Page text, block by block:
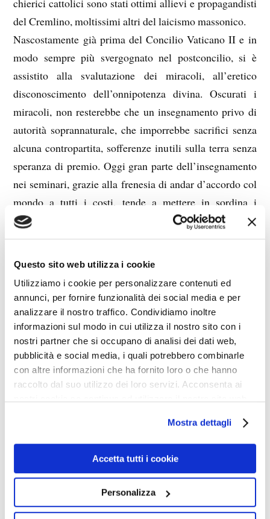
Questo sito web utilizza i cookie
Utilizziamo i cookie per personalizzare contenuti ed
annunci, per fornire funzionalità dei social media e per
analizzare il nostro traffico. Condividiamo inoltre
informazioni sul modo in cui utilizza il nostro sito con i
nostri partner che si occupano di analisi dei dati web,
pubblicità e social media, i quali potrebbero combinarle
con altre informazioni che ha fornito loro o che hanno
raccolto dal suo utilizzo dei loro servizi. Acconsenta ai
Mostra dettagli
Accetta tutti i cookie
Personalizza
chierici cattolici sono stati ottimi allievi e propagandisti
del Cremlino, moltissimi altri del laicismo massonico.
Nascostamente già prima del Concilio Vaticano II e in
modo sempre più svergognato nel postconcilio, si è
assistito alla svalutazione dei miracoli, all’eretico
disconoscimento dell’onnipotenza divina. Oscurati i
miracoli, non resterebbe che un insegnamento privo di
autorità soprannaturale, che imporrebbe sacrifici senza
alcuna contropartita, sofferenze inutili sulla terra senza
speranza di premio. Oggi gran parte dell’insegnamento
nei seminari, grazie alla frenesia di andar d’accordo col
mondo a tutti i costi, tende a mettere in sordina i
miracoli, attaccandosi agli specchi pur di escogitare una
qualche “spiegazione” naturale.
“spiegava” il miracolo della moltiplicazione dei pani e
dei pesci con la “condivisione”, perché, argomentava il
predicatore, “è assurdo immaginare la gerla che
comincia a traboccare di pane e di pesci, sarebbe
contrario alla legge di conservazione della massa”.
Invece il gesto benedicente di Gesù avrebbe spinto le
persone presenti a “condividere” le provviste che si
erano portate dietro.
La legge di conservazione della massa è dunque più
suggerire, all’esimio predicatore, quando sarà sul punto
d’esser chiamato a render conto a Domineddio, di
invocare la legge di conservazione della massa che
venga a salvarlo.